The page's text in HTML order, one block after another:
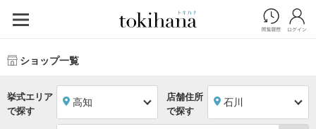
ショップ一覧
挙式エリア
で探す
高知
店舗住所
で探す
石川